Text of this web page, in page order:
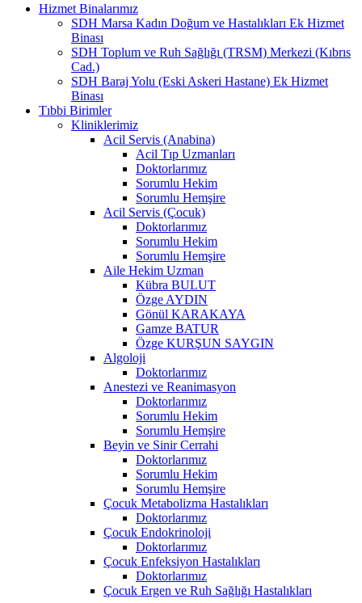
Hizmet Binalarımız
SDH Marsa Kadın Doğum ve Hastalıkları Ek Hizmet
Binası
SDH Toplum ve Ruh Sağlığı (TRSM) Merkezi (Kıbrıs
Cad.)
SDH Baraj Yolu (Eski Askeri Hastane) Ek Hizmet
Binası
Tıbbi Birimler
Kliniklerimiz
Acil Servis (Anabina)
Acil Tıp Uzmanları
Doktorlarımız
Sorumlu Hekim
Sorumlu Hemşire
Acil Servis (Çocuk)
Doktorlarımız
Sorumlu Hekim
Sorumlu Hemşire
Aile Hekim Uzman
Kübra BULUT
Özge AYDIN
Gönül KARAKAYA
Gamze BATUR
Özge KURŞUN SAYGIN
Algoloji
Doktorlarımız
Anestezi ve Reanimasyon
Doktorlarımız
Sorumlu Hekim
Sorumlu Hemşire
Beyin ve Sinir Cerrahi
Doktorlarımız
Sorumlu Hekim
Sorumlu Hemşire
Çocuk Metabolizma Hastalıkları
Doktorlarımız
Çocuk Endokrinoloji
Doktorlarımız
Çocuk Enfeksiyon Hastalıkları
Doktorlarımız
Çocuk Ergen ve Ruh Sağlığı Hastalıkları